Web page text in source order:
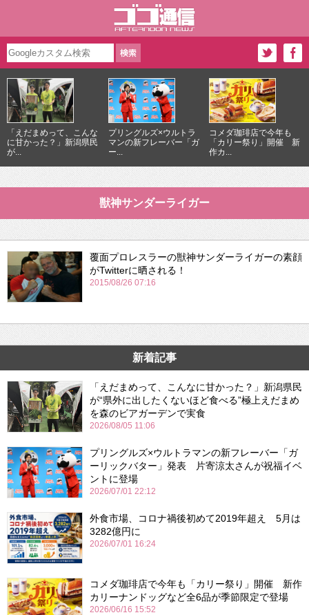
「えだまめって、こんな
に甘かった？」新潟県民
が...
プリングルズ×ウルトラ
マンの新フレーバー「ガ
ー...
コメダ珈琲店で今年も
「カリー祭り」開催 新
作カ...
獣神サンダーライガー
覆面プロレスラーの獣神サンダーライガーの素顔
がTwitterに晒される！
2015/08/26 07:16
新着記事
「えだまめって、こんなに甘かった？」新潟県民
が“県外に出したくないほど食べる”極上えだまめ
を森のビアガーデンで実食
2026/08/05 11:06
プリングルズ×ウルトラマンの新フレーバー「ガ
ーリックバター」発表 片寄涼太さんが祝福イベ
ントに登場
2026/07/01 22:12
外食市場、コロナ禍後初めて2019年超え 5月は
3282億円に
2026/07/01 16:24
コメダ珈琲店で今年も「カリー祭り」開催 新作
カリーナンドッグなど全6品が季節限定で登場
2026/06/16 15:52